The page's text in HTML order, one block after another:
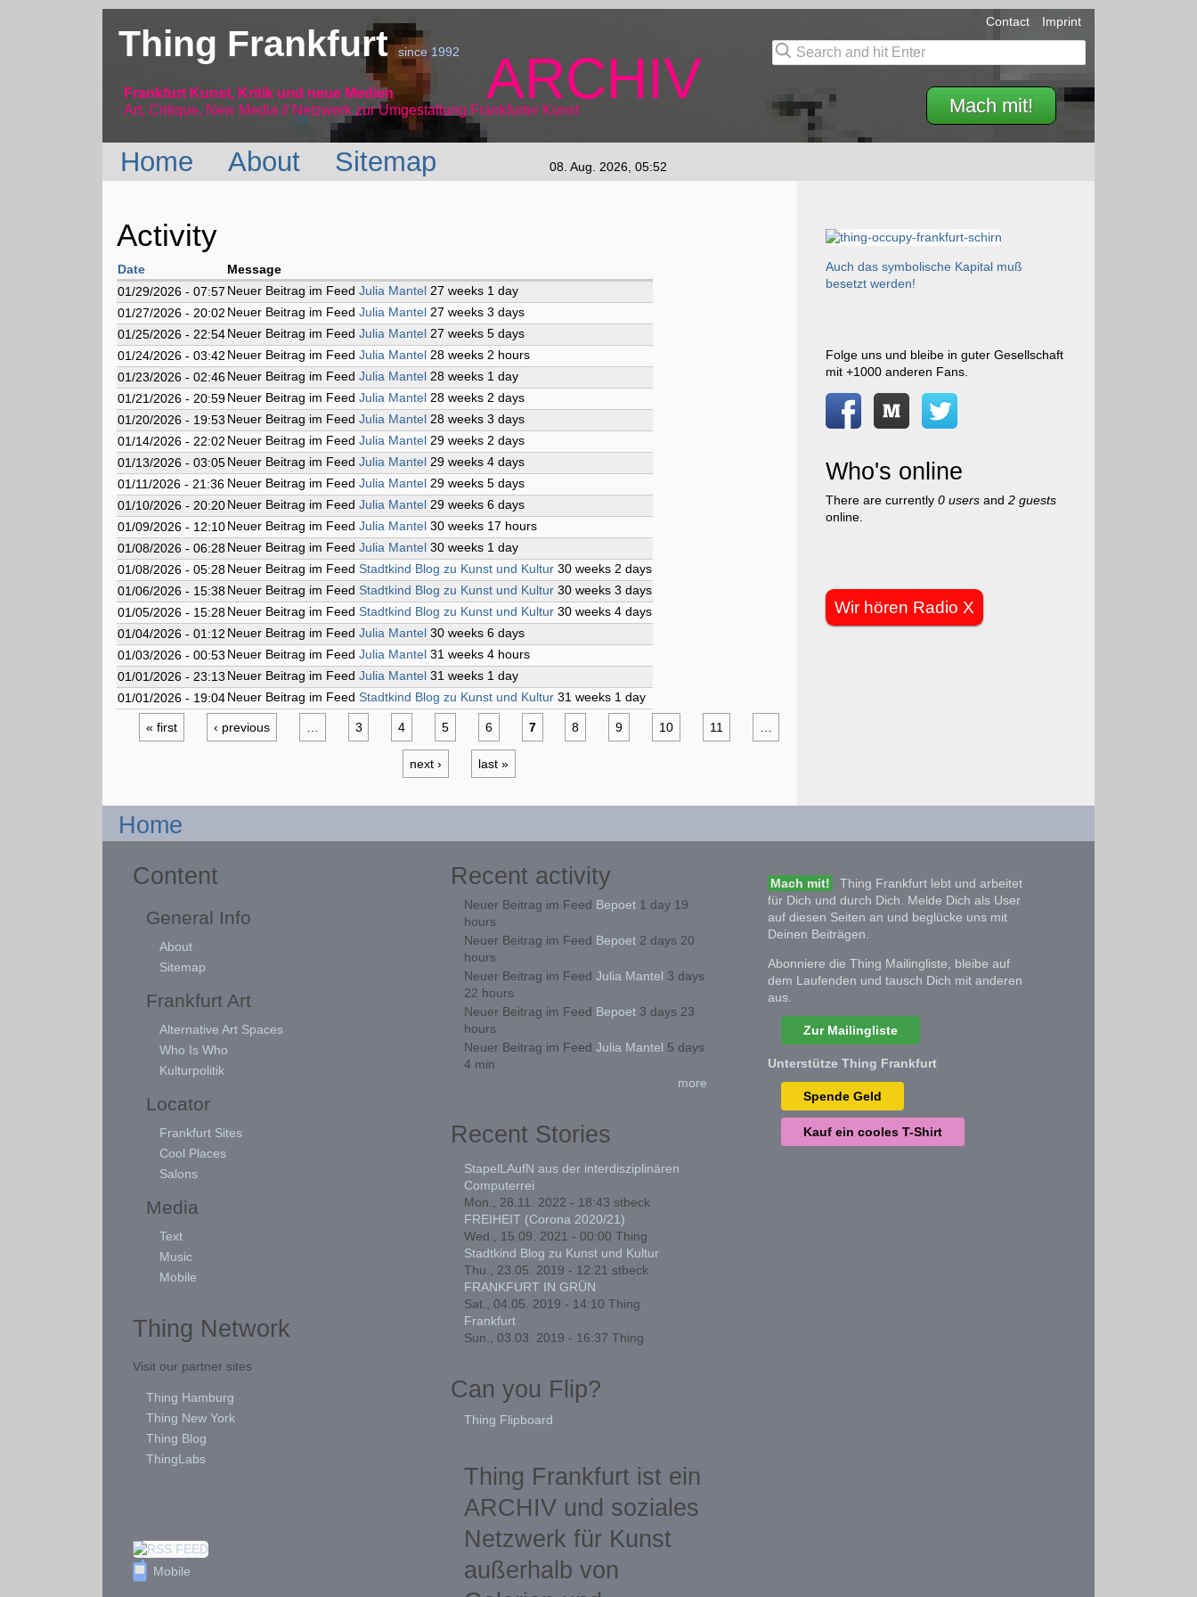
Thing Frankfurtsince 1992
Frankfurt Kunst, Kritik und neue Medien
Art, Critique, New Media // Netzwerk
ARCHIV
zur Umgestaltung Frankfurter Kunst Mach mit!
Contact Imprint
Home About Sitemap 08. Aug. 2026, 05:52
Activity
Date
Message
01/29/2026 - 07:57 Neuer Beitrag im FeedJulia Mantel 27 weeks 1 day
01/27/2026 - 20:02 Neuer Beitrag im FeedJulia Mantel 27 weeks 3 days
01/25/2026 - 22:54Neuer Beitrag im FeedJulia Mantel 27 weeks 5 days
01/24/2026 - 03:42 Neuer Beitrag im FeedJulia Mantel 28 weeks 2 hours
01/23/2026 - 02:46Neuer Beitrag im FeedJulia Mantel 28 weeks 1 day
01/21/2026 - 20:59Neuer Beitrag im FeedJulia Mantel 28 weeks 2 days
01/20/2026 - 19:53 Neuer Beitrag im FeedJulia Mantel 28 weeks 3 days
01/14/2026 - 22:02 Neuer Beitrag im FeedJulia Mantel 29 weeks 2 days
01/13/2026 - 03:05Neuer Beitrag im FeedJulia Mantel 29 weeks 4 days
01/11/2026 - 21:36 Neuer Beitrag im FeedJulia Mantel 29 weeks 5 days
01/10/2026 - 20:20Neuer Beitrag im FeedJulia Mantel 29 weeks 6 days
01/09/2026 - 12:10Neuer Beitrag im FeedJulia Mantel 30 weeks 17 hours
01/08/2026 - 06:28Neuer Beitrag im FeedJulia Mantel 30 weeks 1 day
01/08/2026 - 05:28Neuer Beitrag im FeedStadtkind Blog zu Kunst und Kultur 30 weeks 2 days
01/06/2026 - 15:38Neuer Beitrag im Feed Stadtkind Blog zu Kunst und Kultur 30 weeks 3 days
01/05/2026 - 15:28Neuer Beitrag im FeedStadtkind Blog zu Kunst und Kultur 30 weeks 4 days
01/04/2026 - 01:12 Neuer Beitrag im FeedJulia Mantel 30 weeks 6 days
01/03/2026 - 00:53 Neuer Beitrag im FeedJulia Mantel 31 weeks 4 hours
01/01/2026 - 23:13 Neuer Beitrag im FeedJulia Mantel 31 weeks 1 day
01/01/2026 - 19:04Neuer Beitrag im FeedStadtkind Blog zu Kunst und Kultur 31 weeks 1 day
« first ‹ previous 3 4 5 6 7 8 9 10 11
next › last »
Auch das symbolische Kapital muß
besetzt werden!
Folge uns und bleibe in guter Gesellschaft
mit +1000 anderen Fans.
Who's online
There are currently 0 usersand 2 guests
online.
Wir hören Radio X
Home
Content
General Info
About
Sitemap
Frankfurt Art
Alternative Art Spaces
Who Is Who
Kulturpolitik
Locator
Frankfurt Sites
Cool Places
Salons
Media
Text
Music
Mobile
Thing Network
Visit our partner sites
Thing Hamburg
Thing New York
Thing Blog
ThingLabs
Mobile
Recent activity
Neuer Beitrag im Feed Bepoet1 day 19
hours
Neuer Beitrag im Feed Bepoet2 days 20
hours
Neuer Beitrag im Feed Julia Mantel 3 days
22 hours
Neuer Beitrag im Feed Bepoet3 days 23
hours
Neuer Beitrag im Feed Julia Mantel 5 days
4 min
more
Recent Stories
StapelLAufN aus der interdisziplinären
Computerrei
Mon., 28.11. 2022 - 18:43 stbeck
FREIHEIT (Corona 2020/21)
Wed., 15.09. 2021 - 00:00 Thing
Stadtkind Blog zu Kunst und Kultur
Thu., 23.05. 2019 - 12:21 stbeck
FRANKFURT IN GRÜN
Sat., 04.05. 2019 - 14:10 Thing
Frankfurt
Sun., 03.03. 2019 - 16:37 Thing
Can you Flip?
Thing Flipboard
Thing Frankfurt ist ein
ARCHIV und soziales
Netzwerk für Kunst
außerhalb von
Mach mit!
Thing Frankfurt lebt und arbeitet
für Dich und durch Dich. Melde Dich als User
auf diesen Seiten an und beglücke uns mit
Deinen Beiträgen.
Abonniere die Thing Mailingliste, bleibe auf
dem Laufenden und tausch Dich mit anderen
aus.
Zur Mailingliste
Unterstütze Thing Frankfurt
Spende Geld
Kauf ein cooles T-Shirt